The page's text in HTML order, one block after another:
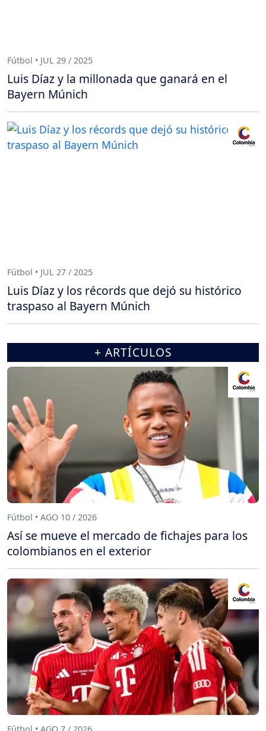
Fútbol • JUL 29 / 2025
Luis Díaz y la millonada que ganará en el
Bayern Múnich
Fútbol • JUL 27 / 2025
Luis Díaz y los récords que dejó su histórico
traspaso al Bayern Múnich
+ ARTÍCULOS
Fútbol • AGO 10 / 2026
Así se mueve el mercado de fichajes para los
colombianos en el exterior
Fútbol • AGO 7 / 2026